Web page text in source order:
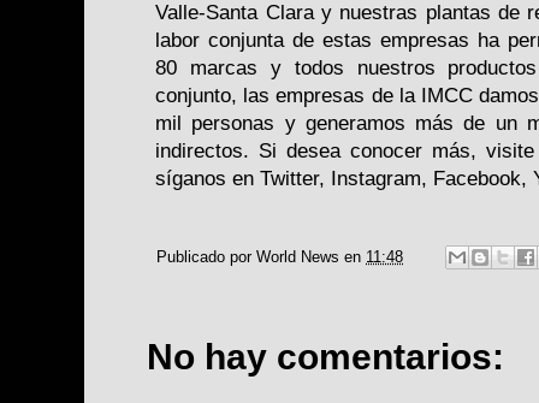
Valle-Santa Clara y nuestras plantas de
labor conjunta de estas empresas ha
80 marcas y todos nuestros
conjunto, las empresas de la IMCC
mil personas y generamos más de un
indirectos. Si desea conocer más,
síganos en Twitter, Instagram, Facebook,
Publicado por World News en 11:48
No hay comentarios: